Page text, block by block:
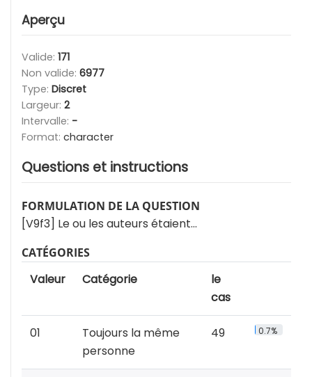
Aperçu
Valide: 171
Non valide: 6977
Type: Discret
Largeur: 2
Intervalle: -
Format: character
Questions et instructions
FORMULATION DE LA QUESTION
[V9f3] Le ou les auteurs étaient…
CATÉGORIES
Valeur Catégorie
le
cas
01
Toujours la même
personne
49 0.7%